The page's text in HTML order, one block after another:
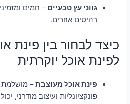
גווני עץ טבעיים – חמים
רהיטים אחרים.
כיצד לבחור בין פינת
לפינת אוכל יוקרתית
פינת אוכל מעוצבת– מושלמת
פונקציונליות ועיצוב מודרני,